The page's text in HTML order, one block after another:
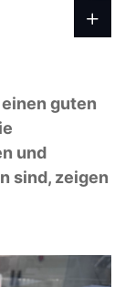
guten
und
sind, zeigen